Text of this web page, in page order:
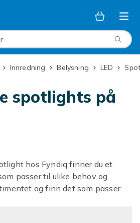
Innredning Belysning LED
spotlights på
hos Fyndiq finner du et
passer til ulike behov og
og finn det som passer